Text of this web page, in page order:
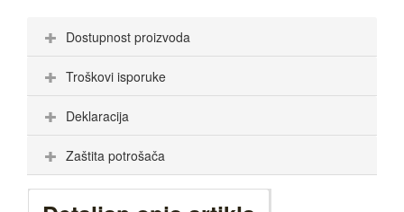
Dostupnost proizvoda
Troškovi isporuke
Deklaracija
Zaštita potrošača